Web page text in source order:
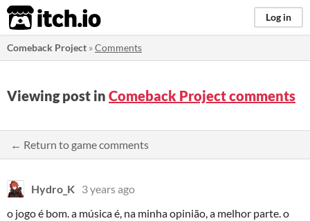
itch.io Log in
Comeback Project »Comments
Viewing post in Comeback Project comments
← Return to game comments
Hydro_K 3 years ago
o jogo é bom. a música é, na minha opinião, a melhor parte. o